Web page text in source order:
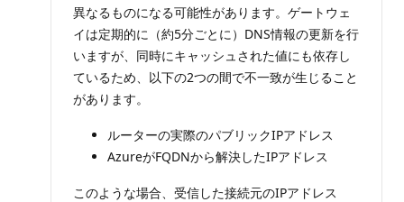
異なるものになる可能性があります。ゲートウェ
イは定期的に（約5分ごとに）DNS情報の更新を行
いますが、同時にキャッシュされた値にも依存し
ているため、以下の2つの間で不一致が生じること
があります。
ルーターの実際のパブリックIPアドレス
AzureがFQDNから解決したIPアドレス
このような場合、受信した接続元のIPアドレス